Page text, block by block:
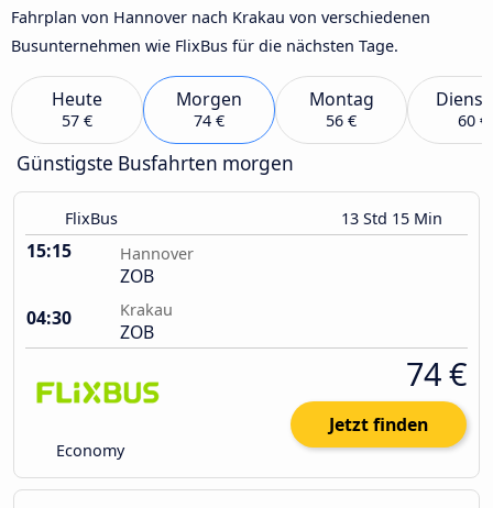
Fahrplan von Hannover nach Krakau von verschiedenen
Busunternehmen wie FlixBus für die nächsten Tage.
Heute
57 €
Morgen
74 €
Montag
56 € 60 €
Günstigste Busfahrten morgen
FlixBus 13 Std 15 Min
15:15 Hannover
ZOB
04:30
Krakau
ZOB
Economy
74 €
Jetzt finden